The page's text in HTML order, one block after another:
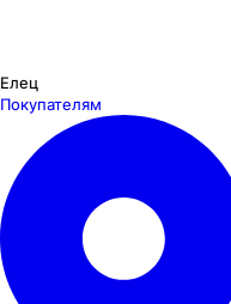
Елец
Покупателям